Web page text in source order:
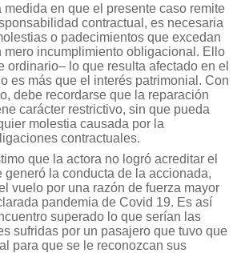
en que el presente caso remite
contractual, es necesaria
o padecimientos que excedan
mero incumplimiento obligacional. Ello
ordinario– lo que resulta afectado en el
es más que el interés patrimonial. Con
debe recordarse que la reparación
carácter restrictivo, sin que pueda
molestia causada por la
contractuales.
que la actora no logró acreditar el
generó la conducta de la accionada,
vuelo por una razón de fuerza mayor
pandemia de Covid 19. Es así
superado lo que serían las
sufridas por un pasajero que tuvo que
para que se le reconozcan sus